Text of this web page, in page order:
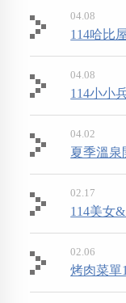
04.08
114哈比
04.08
114小小
04.02
夏季溫泉
02.17
114美女
02.06
烤肉菜單